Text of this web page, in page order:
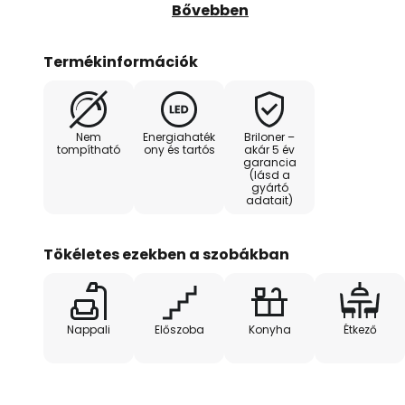
köszönhetően a LED
felülvilágító lapos és kerek. A
beállítását. A klasszikus
funkcionális tulajdonságai miatt
sokféle felhasználási területre
Bővebben
Termékinformációk
Nem
tompítható
Energiahaték
ony és tartós
Briloner –
akár 5 év
garancia
(lásd a
gyártó
adatait)
Tökéletes ezekben a szobákban
Nappali Előszoba Konyha Étkező